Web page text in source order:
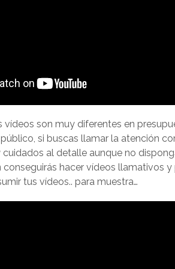
vídeos son muy diferentes en
si buscas llamar la atención
al detalle aunque no
hacer vídeos llamativos
tus vídeos.. para muestra…